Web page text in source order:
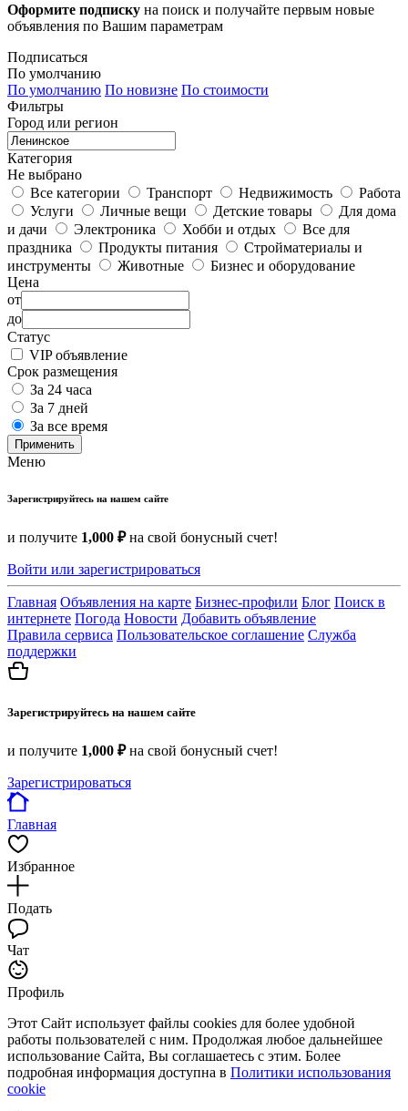
Оформите подписку на поиск и получайте первым новые
объявления по Вашим параметрам
Подписаться
По умолчанию
По умолчанию По новизне По стоимости
Фильтры
Город или регион
Категория
Не выбрано
Все категории
Транспорт Недвижимость
Работа
Услуги
Личные вещи Детские товары
Для дома
и дачи
Электроника Хобби и отдых
Все для
праздника
Продукты питания
Стройматериалы и
инструменты
Животные
Бизнес и оборудование
Цена
от
до
Статус
VIP объявление
Срок размещения
За 24 часа
За 7 дней
За все время
Применить
Меню
Зарегистрируйтесь на нашем сайте
и получите 1,000 ₽на свой бонусный счет!
Войти или зарегистрироваться
Главная Объявления на карте Бизнес-профили Блог Поиск в
интернете Погода Новости Добавить объявление
Правила сервиса Пользовательское соглашение Служба
поддержки
Зарегистрируйтесь на нашем сайте
и получите 1,000 ₽на свой бонусный счет!
Зарегистрироваться
Главная
Избранное
Подать
Чат
Профиль
Этот Сайт использует файлы cookies для более удобной
работы пользователей с ним. Продолжая любое дальнейшее
использование Сайта, Вы соглашаетесь с этим. Более
подробная информация доступна в Политики использования
cookie